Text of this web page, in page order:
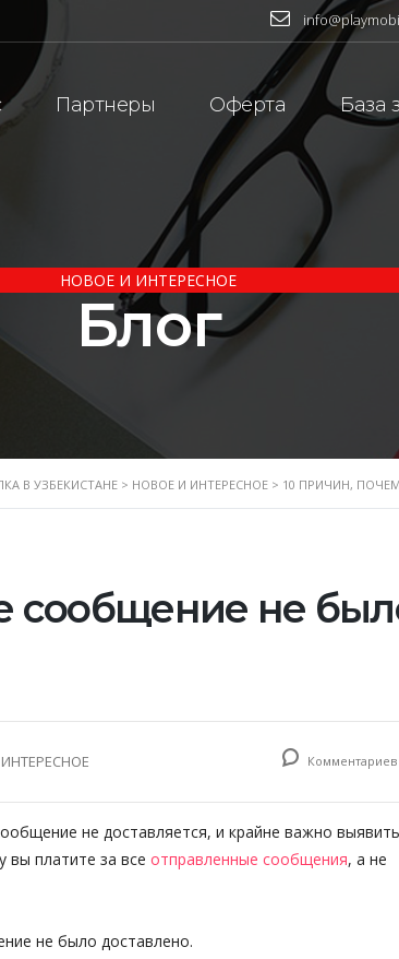
Партнеры Оферта База
НОВОЕ И ИНТЕРЕСНОЕ
Блог
В УЗБЕКИСТАНЕ > НОВОЕ И ИНТЕРЕСНОЕ > 10 ПРИЧИН,
сообщение не
Комментариев
не доставляется, и крайне важно выявить
вы платите за все отправленные сообщения, а не
не было доставлено.